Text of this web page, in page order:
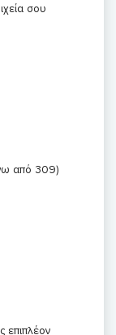
σου
από 309)
επιπλέον